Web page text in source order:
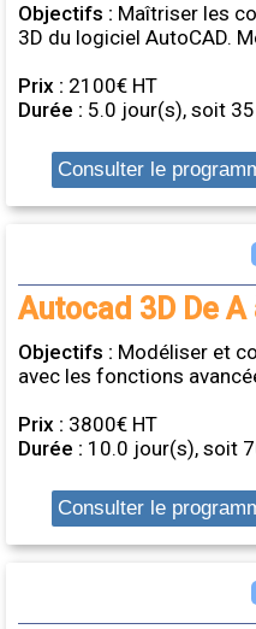
Objectifs : Maîtriser les
3D du logiciel AutoCAD.
Prix : 2100€ HT
Durée : 5.0 jour(s), soit
Consulter le
Autocad 3D De A
Objectifs : Modéliser et
avec les fonctions
Prix : 3800€ HT
Durée : 10.0 jour(s), soit
Consulter le